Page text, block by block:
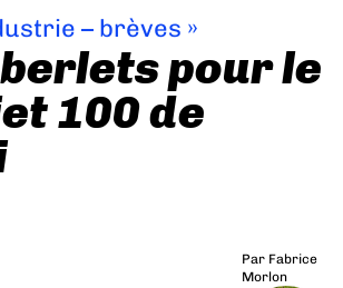
– brèves »
pour le
100 de
Par Fabrice
Morlon